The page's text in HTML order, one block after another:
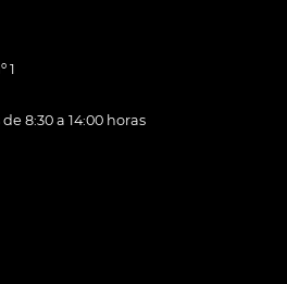
1
8:30 a 14:00 horas